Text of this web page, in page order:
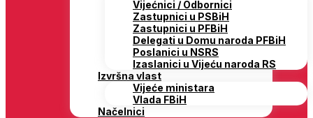
Vijećnici / Odbornici
Zastupnici u PSBiH
Zastupnici u PFBiH
Delegati u Domu naroda PFBiH
Poslanici u NSRS
Izaslanici u Vijeću naroda RS
Izvršna vlast
Vijeće ministara
Vlada FBiH
Načelnici